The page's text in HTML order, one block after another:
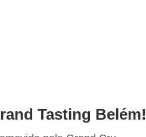
Tasting Belém!